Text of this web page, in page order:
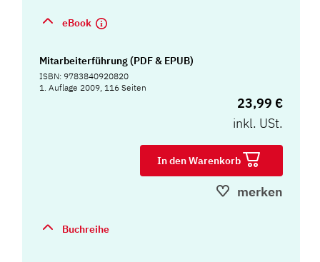
eBook
Mitarbeiterführung (PDF & EPUB)
ISBN: 9783840920820
1. Auflage 2009, 116 Seiten
23,99 €
inkl. USt.
In den Warenkorb
merken
Buchreihe